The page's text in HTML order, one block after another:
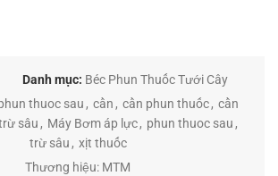
Danh mục: Béc Phun Thuốc Tưới Cây
thuoc sau , cần , cần phun thuốc, cần
sâu , Máy Bơm áp lực, phun thuoc sau ,
trừ sâu , xịt thuốc
Thương hiệu: MTM